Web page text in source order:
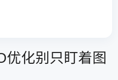
优化别只盯着图